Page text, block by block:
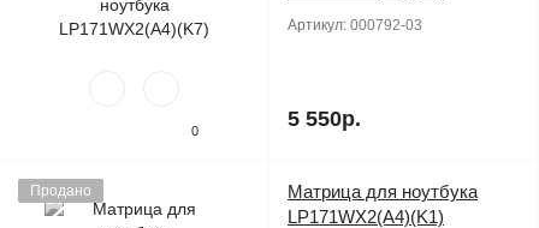
0
Артикул: 000792-03
5 550р.
Продано
Матрица для ноутбука
LP171WX2(A4)(K1)